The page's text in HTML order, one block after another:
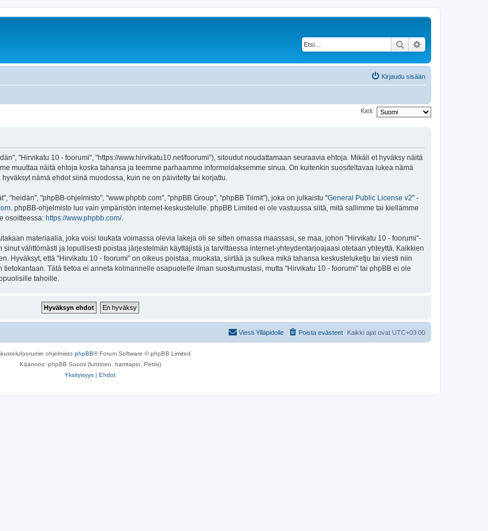
Etsi
Kirjaudu sisään
Kieli:
"Hirvikatu 10 - foorumi", "https://www.hirvikatu10.net/foorumi"), sitoudut noudattamaan seuraavia ehtoja. Mikäli et hyväksy näitä
muuttaa näitä ehtoja koska tahansa ja teemme parhaamme informoidaksemme sinua. On kuitenkin suositeltavaa lukea nämä
nämä ehdot siinä muodossa, kuin ne on päivitetty tai korjattu.
"heidän", "phpBB-ohjelmisto", "www.phpbb.com", "phpBB Group", "phpBB Tiimit"), joka on julkaistu "General Public License v2" -
. phpBB-ohjelmisto luo vain ympäristön internet-keskustelulle. phpBB Limited ei ole vastuussa siitä, mitä sallimme tai kiellämme
osoitteessa: https://www.phpbb.com/.
materiaalia, joka voisi loukata voimassa olevia lakeja oli se sitten omassa maassasi, se maa, johon "Hirvikatu 10 - foorumi"-
välittömästi ja lopullisesti poistaa järjestelmän käyttäjistä ja tarvittaessa internet-yhteydentarjoajaasi otetaan yhteyttä. Kaikkien
Hyväksyt, että "Hirvikatu 10 - foorumi" on oikeus poistaa, muokata, siirtää ja sulkea mikä tahansa keskusteluketju tai viesti niin
Tätä tietoa ei anneta kolmannelle osapuolelle ilman suostumustasi, mutta "Hirvikatu 10 - foorumi" tai phpBB ei ole
tahoille.
Kaikki ajat ovat UTC+03:00
Poista evästeet
Viesti Ylläpidolle
ohjelmisto phpBB® Forum Software © phpBB Limited
Käännös: phpBB Suomi (lurttinen, harritapio, Pettis)
Yksityisyys | Ehdot